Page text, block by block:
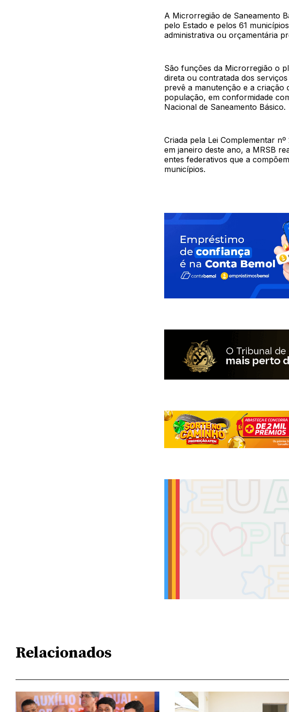
A Microrregião de Saneamento
pelo Estado e pelos 61
administrativa ou orçamentária
São funções da Microrregião o
direta ou contratada dos
prevê a manutenção e a criação
população, em conformidade
Nacional de Saneamento Básico.
Criada pela Lei Complementar
em janeiro deste ano, a MRSB
entes federativos que a
municípios.
Relacionados